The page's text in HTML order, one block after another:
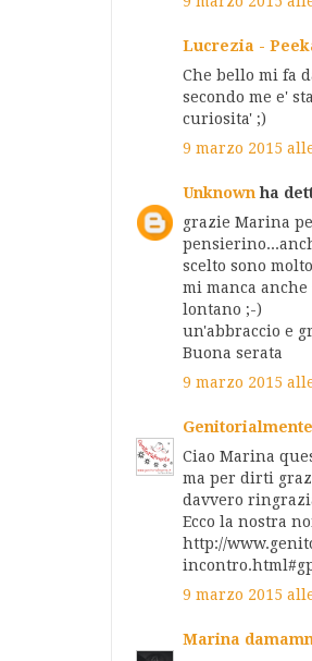
Lucrezia -
Che bello mi fa
secondo me e'
curiosita' ;)
9 marzo 2015
Unknownha
grazie Marina
scelto sono
mi manca
lontano ;-)
un'abbraccio e
Buona serata
9 marzo 2015
Genitorialmente
Ciao Marina
ma per dirti
davvero
Ecco la nostra
http://
9 marzo 2015
Marina